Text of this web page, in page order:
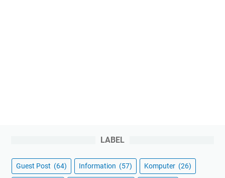
LABEL
Guest Post (64) Information (57) Komputer (26)